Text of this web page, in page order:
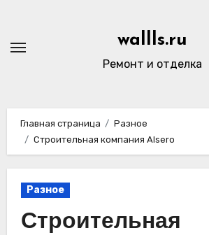
содержимому
wallls.ru
Ремонт и отделка
Главная страница
Разное
Строительная компания Alsero
Разное
Строительная